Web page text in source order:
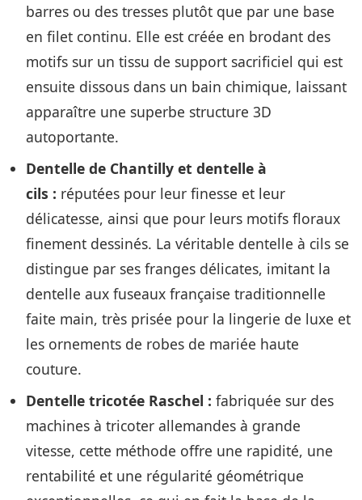
barres ou des tresses plutôt que par une base
en filet continu. Elle est créée en brodant des
motifs sur un tissu de support sacrificiel qui est
ensuite dissous dans un bain chimique, laissant
apparaître une superbe structure 3D
autoportante.
Dentelle de Chantilly et dentelle à
cils : réputées pour leur finesse et leur
délicatesse, ainsi que pour leurs motifs floraux
finement dessinés. La véritable dentelle à cils se
distingue par ses franges délicates, imitant la
dentelle aux fuseaux française traditionnelle
faite main, très prisée pour la lingerie de luxe et
les ornements de robes de mariée haute
couture.
Dentelle tricotée Raschel : fabriquée sur des
machines à tricoter allemandes à grande
vitesse, cette méthode offre une rapidité, une
rentabilité et une régularité géométrique